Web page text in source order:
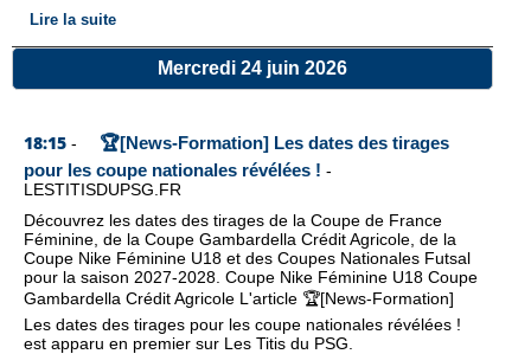
Lire la suite
Mercredi 24 juin 2026
18:15 -
🏆[News-Formation] Les dates des tirages
pour les coupe nationales révélées ! -
LESTITISDUPSG.FR
Découvrez les dates des tirages de la Coupe de France
Féminine, de la Coupe Gambardella Crédit Agricole, de la
Coupe Nike Féminine U18 et des Coupes Nationales Futsal
pour la saison 2027-2028. Coupe Nike Féminine U18 Coupe
Gambardella Crédit Agricole L'article 🏆[News-Formation]
Les dates des tirages pour les coupe nationales révélées !
est apparu en premier sur Les Titis du PSG.